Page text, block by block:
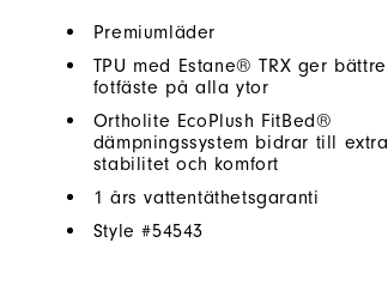
Premiumläder
TPU med Estane® TRX ger bättre
fotfäste på alla ytor
Ortholite EcoPlush FitBed®
dämpningssystem bidrar till extra
stabilitet och komfort
1 års vattentäthetsgaranti
Style #54543